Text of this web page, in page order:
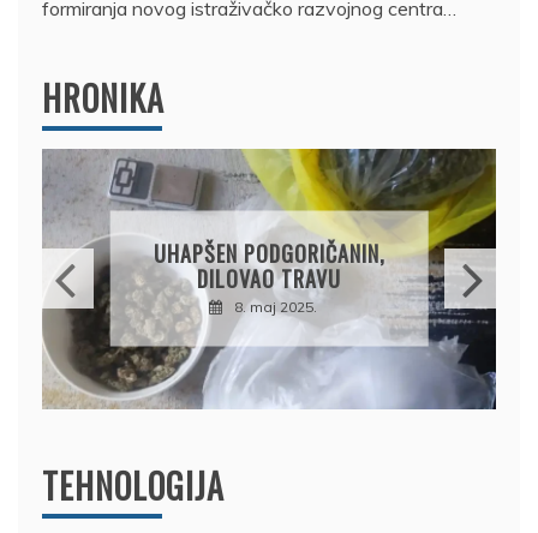
formiranja novog istraživačko razvojnog centra…
HRONIKA
DRŽAVLJANIN RUSIJE
OSUMNJIČEN DA JE
PRODAO TUĐI BMW,
DRŽAVU NAPUSTIO
BRODOM
12. februar 2025.
TEHNOLOGIJA